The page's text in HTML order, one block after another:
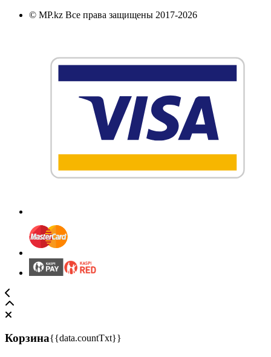
© MP.kz Все права защищены 2017-2026
Корзина{{data.countTxt}}